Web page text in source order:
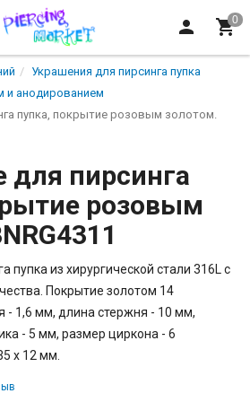
Украшения для пирсинга пупка
анодированием
пупка, покрытие розовым золотом.
для пирсинга
розовым
пупка из хирургической стали 316L с
Покрытие золотом 14
- 1,6 мм, длина стержня - 10 мм,
- 5 мм, размер циркона - 6
х 12 мм.